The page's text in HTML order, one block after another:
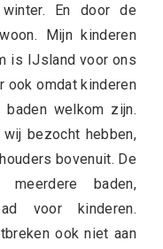
En door de
Mijn kinderen
is IJsland voor ons
ook omdat kinderen
baden welkom zijn.
bezocht hebben,
bovenuit. De
baden,
voor kinderen.
ook niet aan